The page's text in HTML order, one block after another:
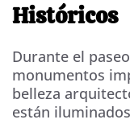
Históricos
Durante el
monumentos
belleza
están